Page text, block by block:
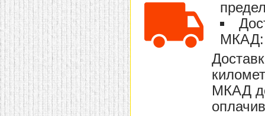
МКАД:
МКАД